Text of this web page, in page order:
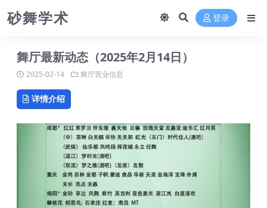
砂舞学术 登录
舞厅最新动态（2025年2月14日）
2025-02-14 舞厅营业信息
详情介绍